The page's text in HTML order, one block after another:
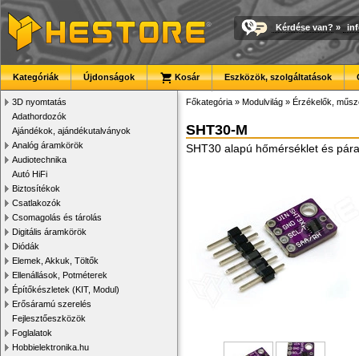
Kérdése van? »
Kategóriák Újdonságok Kosár Eszközök, szolgáltatások
3D nyomtatás
Adathordozók
Ajándékok, ajándékutalványok
Analóg áramkörök
Audiotechnika
Autó HiFi
Biztosítékok
Csatlakozók
Csomagolás és tárolás
Digitális áramkörök
Diódák
Elemek, Akkuk, Töltők
Ellenállások, Potméterek
Építőkészletek (KIT, Modul)
Erősáramú szerelés
Fejlesztőeszközök
Foglalatok
Hobbielektronika.hu
Főkategória » Modulvilág » Érzékelők,
SHT30-M
SHT30 alapú hőmérséklet és